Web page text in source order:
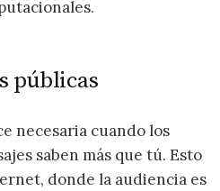
públicas
necesaria cuando los
saben más que tú. Esto
donde la audiencia es